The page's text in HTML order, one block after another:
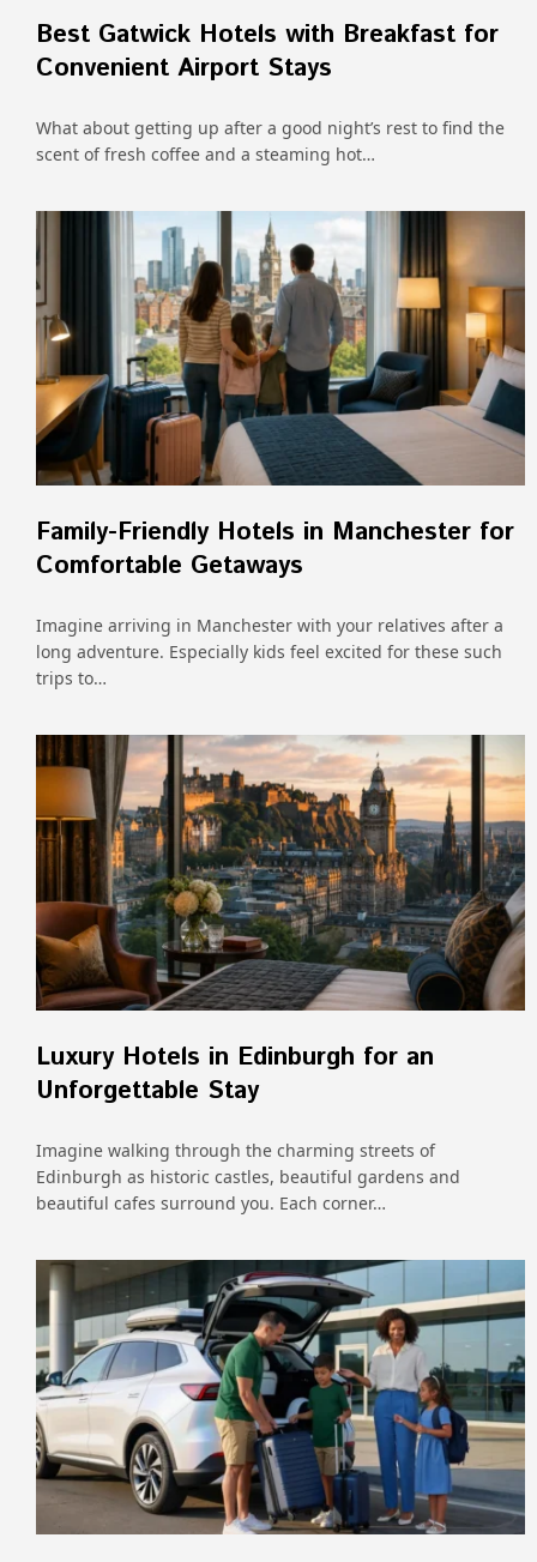
Best Gatwick Hotels with Breakfast for
Convenient Airport Stays
What about getting up after a good night’s rest to find the
scent of fresh coffee and a steaming hot…
Family-Friendly Hotels in Manchester for
Comfortable Getaways
Imagine arriving in Manchester with your relatives after a
long adventure. Especially kids feel excited for these such
trips to…
Luxury Hotels in Edinburgh for an
Unforgettable Stay
Imagine walking through the charming streets of
Edinburgh as historic castles, beautiful gardens and
beautiful cafes surround you. Each corner…